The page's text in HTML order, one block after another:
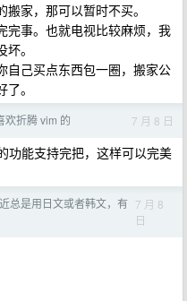
家，那可以暂时不买。
完事。也就电视比较麻烦，我
。
自己买点东西包一圈，搬家公
。
欢折腾 vim 的 7 月 8 日
功能支持完把，这样可以完美
总是用日文或者韩文，有 7 月 8
日